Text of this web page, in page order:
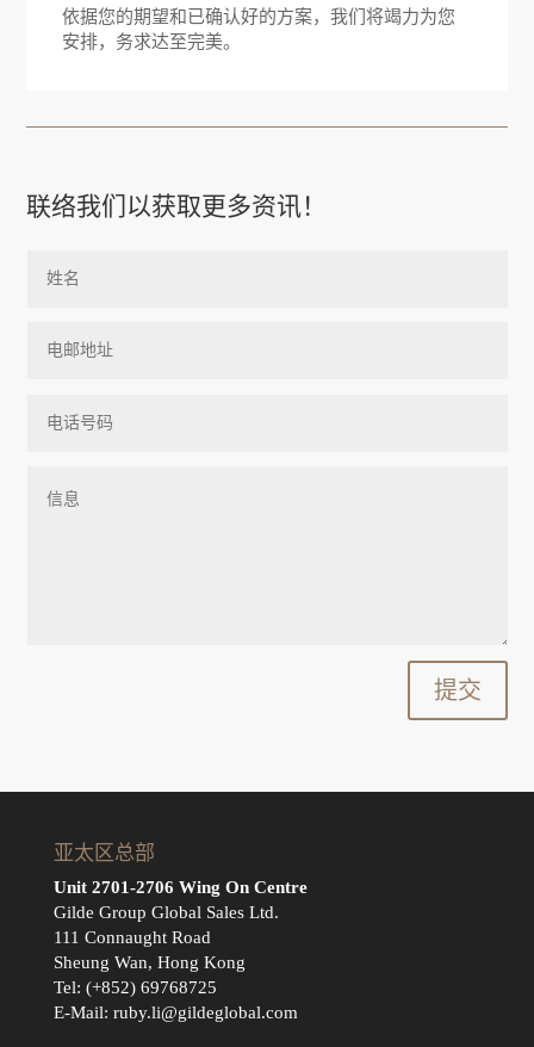
依据您的期望和已确认好的方案，我们将竭力为您
安排，务求达至完美。
联络我们以获取更多资讯！
提交
亚太区总部
Unit 2701-2706 Wing On Centre
Gilde Group Global Sales Ltd.
111 Connaught Road
Sheung Wan, Hong Kong
Tel: (+852) 69768725
E-Mail: ruby.li@gildeglobal.com